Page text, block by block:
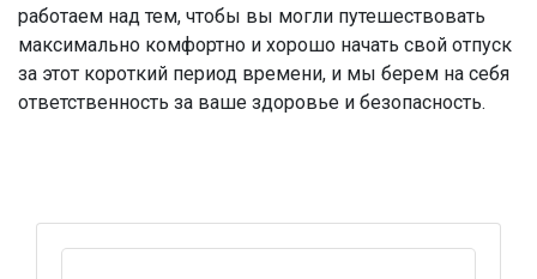
работаем над тем, чтобы вы могли путешествовать
максимально комфортно и хорошо начать свой отпуск
за этот короткий период времени, и мы берем на себя
ответственность за ваше здоровье и безопасность.